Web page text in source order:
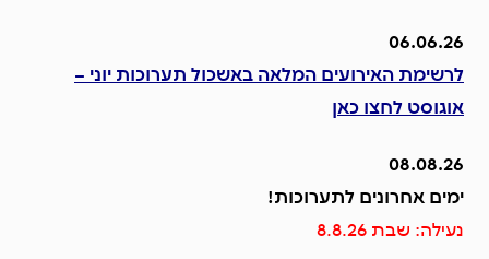
06.06.26
לרשימת האירועים המלאה באשכול תערוכות יוני –
אוגוסט לחצו כאן
08.08.26
ימים אחרונים לתערוכות!
נעילה: שבת 8.8.26